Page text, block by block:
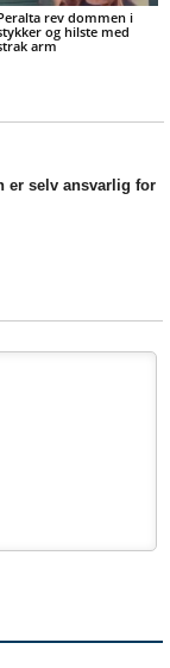
rev dommen i
og hilste med
arm
er selv ansvarlig for